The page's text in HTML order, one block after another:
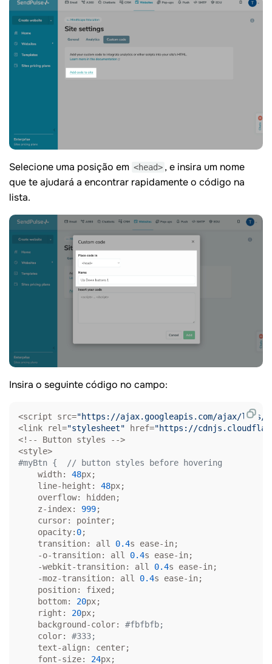
Selecione uma posição em <head> , e insira um nome
que te ajudará a encontrar rapidamente o código na
lista.
Insira o seguinte código no campo:
<script src="https://ajax.googleapis.com/ajax/libs/
<link rel="stylesheet" href="https://
<!-- Button styles -->
#myBtn {  // button styles before hovering
    width:
48px;
    line-height:
48px;
    overflow: hidden;
    z-index:
999;
    cursor: pointer;
    opacity:
0;
    transition: all
0.4s ease-in;
    -o-transition: all
0.4s ease-in;
    -webkit-transition: all
0.4s ease-in;
    -moz-transition: all
0.4s ease-in;
    position: fixed;
    bottom:
20px;
    right:
20px;
    background-color:
#fbfbfb;
    color:
#333;
    text-align: center;
    font-size:
24px;